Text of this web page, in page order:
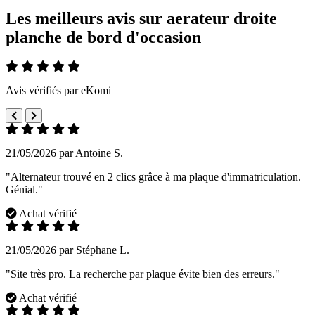
Les meilleurs avis sur aerateur droite
planche de bord d'occasion
Avis vérifiés par eKomi
21/05/2026 par Antoine S.
"Alternateur trouvé en 2 clics grâce à ma plaque d'immatriculation.
Génial."
Achat vérifié
21/05/2026 par Stéphane L.
"Site très pro. La recherche par plaque évite bien des erreurs."
Achat vérifié